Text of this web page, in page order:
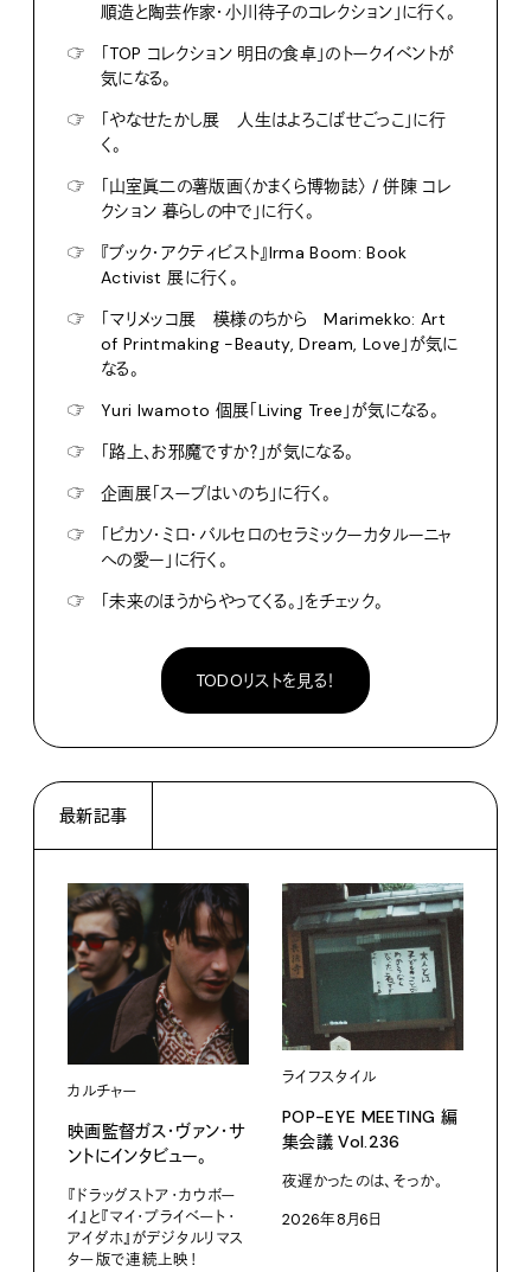
順造と陶芸作家・小川待子のコレクション」に行く。
☞
「TOP コレクション 明日の食卓」のトークイベントが
気になる。
☞
「やなせたかし展 人生はよろこばせごっこ」に行
く。
☞
「山室眞二の薯版画〈かまくら博物誌〉 / 併陳 コレ
クション 暮らしの中で」に行く。
☞
『ブック・アクティビスト』Irma Boom: Book
Activist 展に行く。
☞
「マリメッコ展 模様のちから Marimekko: Art
of Printmaking -Beauty, Dream, Love」が気に
なる。
☞
Yuri Iwamoto 個展「Living Tree」が気になる。
☞
「路上、お邪魔ですか？」が気になる。
☞
企画展「スープはいのち」に行く。
☞
「ピカソ・ミロ・バルセロのセラミックーカタルーニャ
への愛ー」に行く。
☞
「未来のほうからやってくる。」をチェック。
TODOリストを見る！
最新記事
カルチャー
映画監督ガス・ヴァン・サ
ントにインタビュー。
『ドラッグストア・カウボー
イ』と『マイ・プライベート・
アイダホ』がデジタルリマス
ター版で連続上映！
ライフスタイル
POP-EYE MEETING 編
集会議 Vol.236
夜遅かったのは、そっか。
2026年8月6日